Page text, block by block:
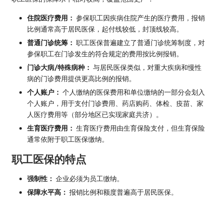
住院医疗费用： 参保职工因疾病住院产生的医疗费用，报销
比例通常高于居民医保，起付线较低，封顶线较高。
普通门诊统筹： 职工医保普遍建立了普通门诊统筹制度，对
参保职工在门诊发生的符合规定的费用按比例报销。
门诊大病/特殊病种： 与居民医保类似，对重大疾病和慢性
病的门诊费用提供更高比例的报销。
个人账户： 个人缴纳的医保费用和单位缴纳的一部分会划入
个人账户，用于支付门诊费用、药店购药、体检、疫苗、家
人医疗费用等（部分地区已实现家庭共济）。
生育医疗费用： 生育医疗费用由生育保险支付，但生育保险
通常依附于职工医保缴纳。
职工医保的特点
强制性： 企业必须为员工缴纳。
保障水平高： 报销比例和额度普遍高于居民医保。